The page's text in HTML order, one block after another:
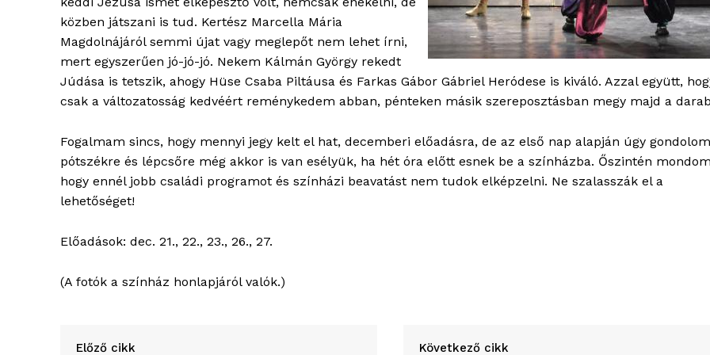
közben játszani is tud. Kertész Marcella Mária
Magdolnájáról semmi újat vagy meglepőt nem lehet írni,
mert egyszerűen jó-jó-jó. Nekem Kálmán György rekedt
Júdása is tetszik, ahogy Hüse Csaba Piltáusa és Farkas Gábor Gábriel Heródese is kiváló. Azzal együtt,
csak a változatosság kedvéért reménykedem abban, pénteken másik szereposztásban megy majd a
Fogalmam sincs, hogy mennyi jegy kelt el hat, decemberi előadásra, de az első nap alapján úgy
pótszékre és lépcsőre még akkor is van esélyük, ha hét óra előtt esnek be a színházba. Őszintén
hogy ennél jobb családi programot és színházi beavatást nem tudok elképzelni. Ne szalasszák el a
lehetőséget!
Előadások: dec. 21., 22., 23., 26., 27.
(A fotók a színház honlapjáról valók.)
Előző cikk Következő cikk